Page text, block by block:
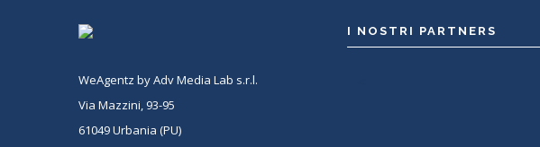
WeAgentz by Adv Media Lab s.r.l.
Via Mazzini, 93-95
61049 Urbania (PU)
I NOSTRI PARTNERS